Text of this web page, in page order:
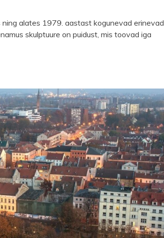
alates 1979. aastast kogunevad erinevad
skulptuure on puidust, mis toovad iga